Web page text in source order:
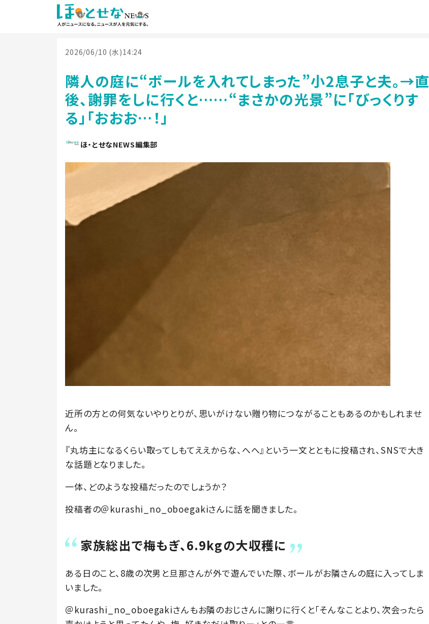
2026/06/10 (水)14:24
隣人の庭に“ボールを入れてしまった”小2息子と夫。→直
後、謝罪をしに行くと……“まさかの光景”に「びっくりす
る」「おおお…！」
ほ・とせなNEWS編集部
近所の方との何気ないやりとりが、思いがけない贈り物につながることもあるのかもしれませ
ん。
『丸坊主になるくらい取ってしもてええからな、へへ』という一文とともに投稿され、SNSで大き
な話題となりました。
一体、どのような投稿だったのでしょうか？
投稿者の＠kurashi_no_oboegakiさんに話を聞きました。
家族総出で梅もぎ、6.9kgの大収穫に
ある日のこと、8歳の次男と旦那さんが外で遊んでいた際、ボールがお隣さんの庭に入ってしま
いました。
＠kurashi_no_oboegakiさんもお隣のおじさんに謝りに行くと「そんなことより、次会ったら